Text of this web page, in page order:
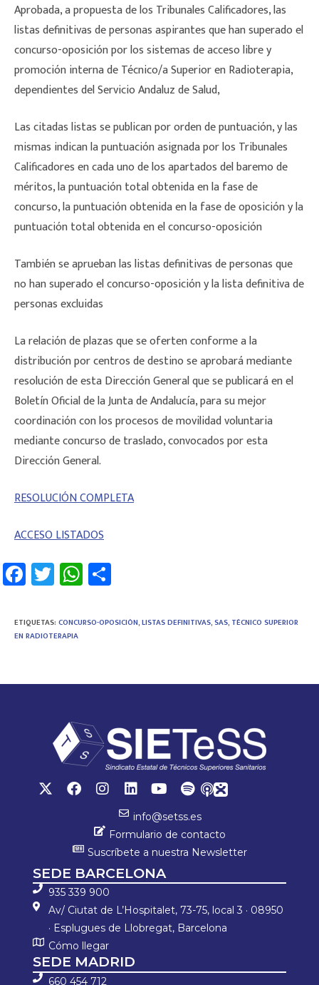
Aprobada, a propuesta de los Tribunales Calificadores, las
listas definitivas de personas aspirantes que han superado el
concurso-oposición por los sistemas de acceso libre y
promoción interna de Técnico/a Superior en Radioterapia,
dependientes del Servicio Andaluz de Salud,
Las citadas listas se publican por orden de puntuación, y las
mismas indican la puntuación asignada por los Tribunales
Calificadores en cada uno de los apartados del baremo de
méritos, la puntuación total obtenida en la fase de
concurso, la puntuación obtenida en la fase de oposición y la
puntuación total obtenida en el concurso-oposición
También se aprueban las listas definitivas de personas que
no han superado el concurso-oposición y la lista definitiva de
personas excluidas
La relación de plazas que se oferten conforme a la
distribución por centros de destino se aprobará mediante
resolución de esta Dirección General que se publicará en el
Boletín Oficial de la Junta de Andalucía, para su mejor
coordinación con los procesos de movilidad voluntaria
mediante concurso de traslado, convocados por esta
Dirección General.
RESOLUCIÓN COMPLETA
ACCESO LISTADOS
Fa
ce
b
o
T
wi
tt
er
W
h
at
p
m
tir
ETIQUETAS: CONCURSO-OPOSICIÓN,LISTAS DEFINITIVAS,SAS, TÉCNICO SUPERIOR
EN RADIOTERAPIA
info@setss.es
Formulario de contacto
Suscríbete a nuestra Newsletter
SEDE BARCELONA
935 339 900
Av/ Ciutat de L’Hospitalet, 73-75, local 3 · 08950
· Esplugues de Llobregat, Barcelona
Cómo llegar
SEDE MADRID
660 454 712